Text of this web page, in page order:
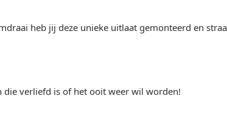
heb jij deze unieke uitlaat gemonteerd en
die verliefd is of het ooit weer wil worden!